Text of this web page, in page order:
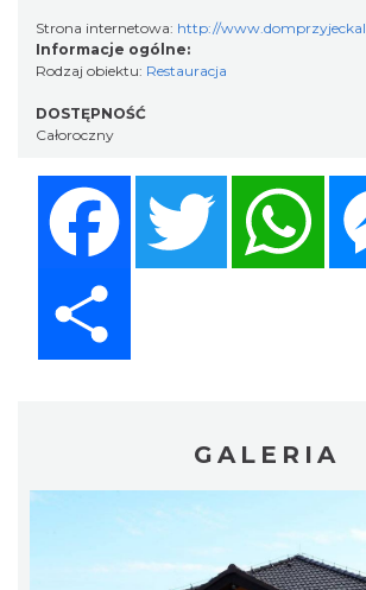
Strona internetowa: http://
Informacje ogólne:
Rodzaj obiektu: Restauracja
DOSTĘPNOŚĆ
Całoroczny
Twitter
GALERIA